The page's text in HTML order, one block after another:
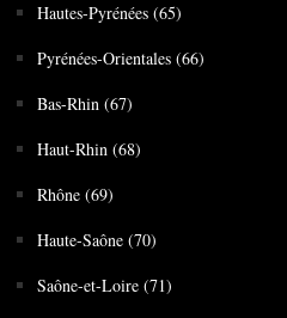
Hautes-Pyrénées (65)
Pyrénées-Orientales (66)
Bas-Rhin (67)
Haut-Rhin (68)
Rhône (69)
Haute-Saône (70)
Saône-et-Loire (71)